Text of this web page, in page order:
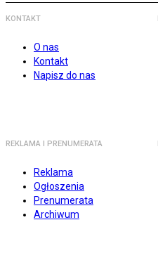
KONTAKT
O nas
Kontakt
Napisz do nas
REKLAMA I PRENUMERATA
Reklama
Ogłoszenia
Prenumerata
Archiwum